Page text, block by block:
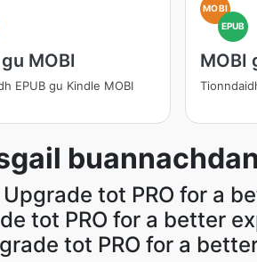
MOBI
EPUB gu Kindle MOBI
MOBI
EPUB
MOBI
tot PRO for a
tot PRO for a better
tot PRO for a